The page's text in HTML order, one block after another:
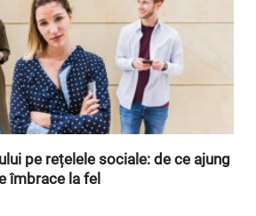
pe rețelele sociale: de ce ajung
îmbrace la fel